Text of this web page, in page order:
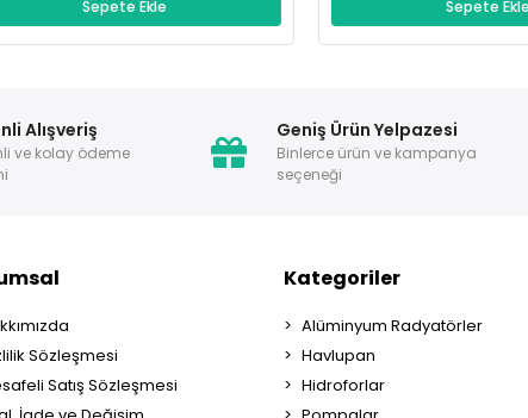
Alışveriş
ve kolay ödeme
Geniş Ürün Yelpazesi
Binlerce ürün ve kampanya
seçeneği
Sözleşmesi
Satış Sözleşmesi
Kategoriler
Alüminyum Radyatörler
Havlupan
Hidroforlar